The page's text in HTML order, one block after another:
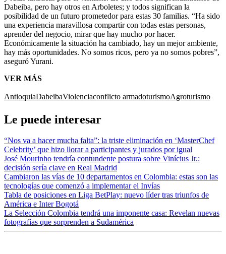
Dabeiba, pero hay otros en Arboletes; y todos significan la
posibilidad de un futuro prometedor para estas 30 familias. “Ha sido
una experiencia maravillosa compartir con todas estas personas,
aprender del negocio, mirar que hay mucho por hacer.
Económicamente la situación ha cambiado, hay un mejor ambiente,
hay más oportunidades. No somos ricos, pero ya no somos pobres”,
aseguró Yurani.
VER MÁS
AntioquiaDabeibaViolenciaconflicto armadoturismoAgroturismo
Le puede interesar
“Nos va a hacer mucha falta”: la triste eliminación en ‘MasterChef
Celebrity’ que hizo llorar a participantes y jurados por igual
José Mourinho tendría contundente postura sobre Vinícius Jr.:
decisión sería clave en Real Madrid
Cambiaron las vías de 10 departamentos en Colombia: estas son las
tecnologías que comenzó a implementar el Invías
Tabla de posiciones en Liga BetPlay: nuevo líder tras triunfos de
América e Inter Bogotá
La Selección Colombia tendrá una imponente casa: Revelan nuevas
fotografías que sorprenden a Sudamérica